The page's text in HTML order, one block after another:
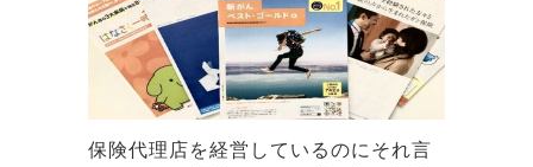
保険代理店を経営しているのにそれ言